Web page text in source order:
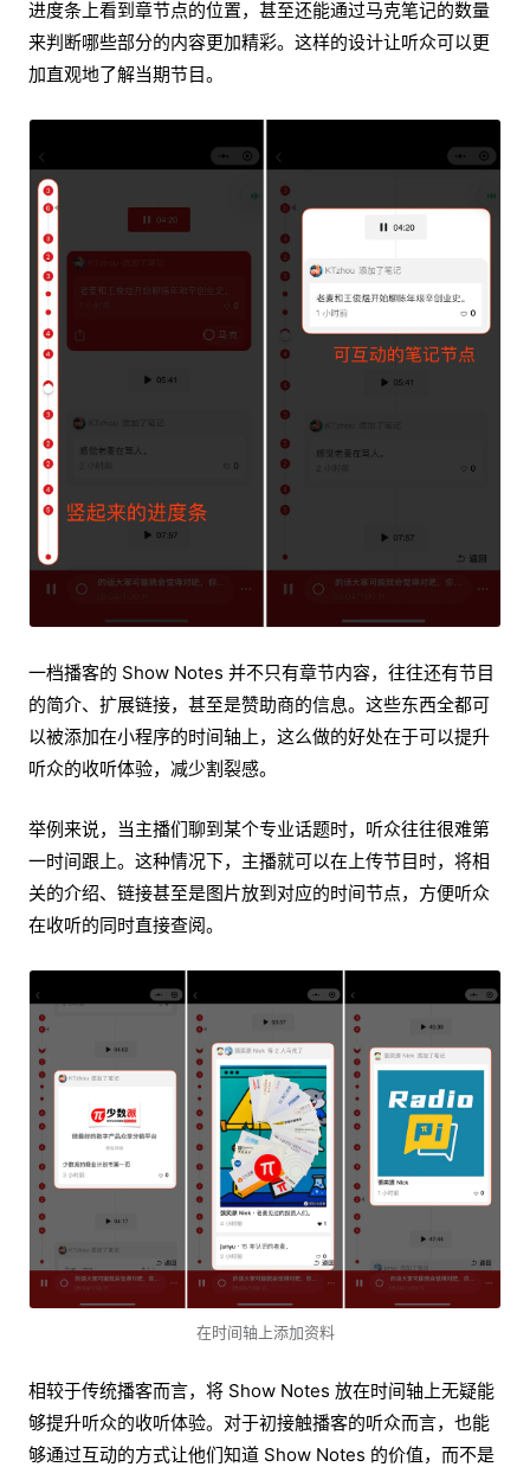
进度条上看到章节点的位置，甚至还能通过马克笔记的数量
来判断哪些部分的内容更加精彩。这样的设计让听众可以更
加直观地了解当期节目。
一档播客的 Show Notes 并不只有章节内容，往往还有节目
的简介、扩展链接，甚至是赞助商的信息。这些东西全都可
以被添加在小程序的时间轴上，这么做的好处在于可以提升
听众的收听体验，减少割裂感。
举例来说，当主播们聊到某个专业话题时，听众往往很难第
一时间跟上。这种情况下，主播就可以在上传节目时，将相
关的介绍、链接甚至是图片放到对应的时间节点，方便听众
在收听的同时直接查阅。
在时间轴上添加资料
相较于传统播客而言，将 Show Notes 放在时间轴上无疑能
够提升听众的收听体验。对于初接触播客的听众而言，也能
够通过互动的方式让他们知道 Show Notes 的价值，而不是